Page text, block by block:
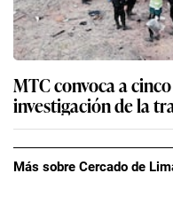
MTC convoca a
investigación de la
Más sobre Cercado de